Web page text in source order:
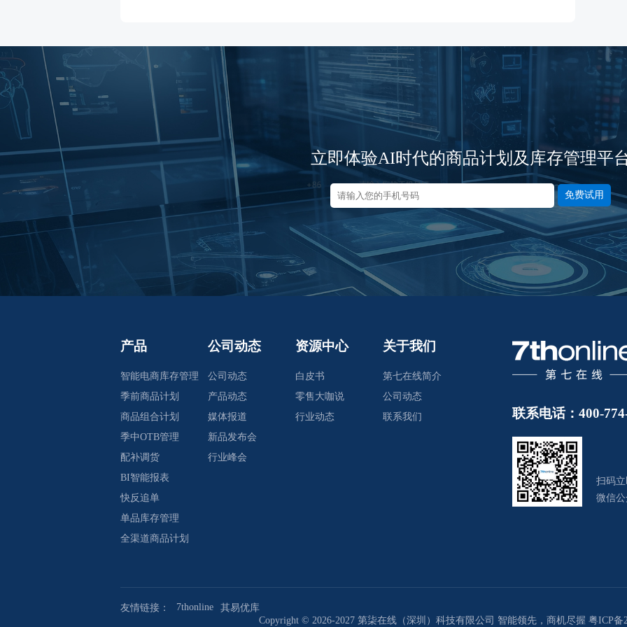
立即体验AI时代的商品计划及库存管理平
免费试用
产品
智能电商库存管理
季前商品计划
商品组合计划
季中OTB管理
配补调货
BI智能报表
快反追单
单品库存管理
全渠道商品计划
公司动态
公司动态
产品动态
媒体报道
新品发布会
行业峰会
资源中心
白皮书
零售大咖说
行业动态
关于我们
第七在线简介
公司动态
联系我们
联系电话：400-
扫码
微信
友情链接： 7thonline
其易优库
Copyright © 2026-2027 第柒在线（深圳）科技有限公司 智能领先，商机尽握 粤ICP备